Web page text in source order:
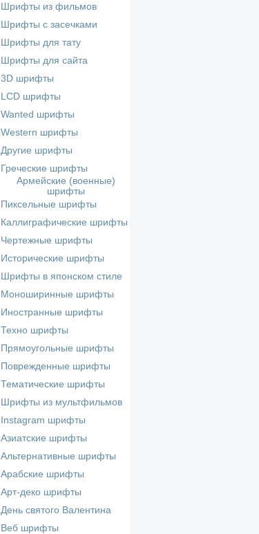
Шрифты из фильмов
Шрифты с засечками
Шрифты для тату
Шрифты для сайта
3D шрифты
LCD шрифты
Wanted шрифты
Western шрифты
Другие шрифты
Греческие шрифты
Армейские (военные)
шрифты
Пиксельные шрифты
Каллиграфические шрифты
Чертежные шрифты
Исторические шрифты
Шрифты в японском стиле
Моноширинные шрифты
Иностранные шрифты
Техно шрифты
Прямоугольные шрифты
Поврежденные шрифты
Тематические шрифты
Шрифты из мультфильмов
Instagram шрифты
Азиатские шрифты
Альтернативные шрифты
Арабские шрифты
Арт-деко шрифты
День святого Валентина
Веб шрифты